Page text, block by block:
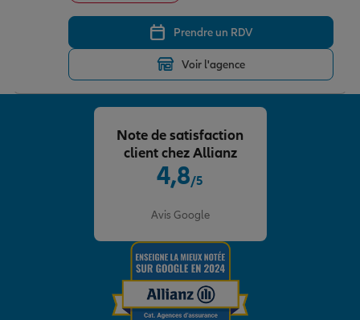
Prendre un RDV
Voir l'agence
4,8/5
Avis Google
Note de satisfaction
client chez Allianz